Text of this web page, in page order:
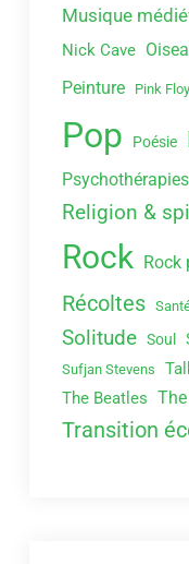
Musique
Nick Cave
Peinture Pink
Pop Poésie
Psychothérapies
Religion &
Rock Rock
Récoltes
Solitude Soul
Sufjan Stevens
The Beatles
Transition